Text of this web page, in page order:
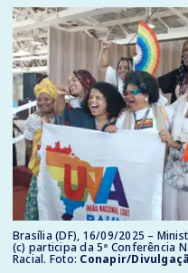
Brasília (DF), 16/09/2025 –
(c) participa da 5ª Conferência
Racial. Foto: Conapir/